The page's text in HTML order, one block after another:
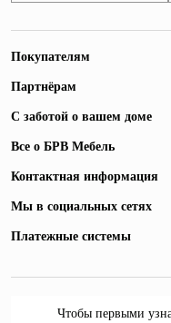
Покупателям
Партнёрам
С заботой о вашем доме
Все о БРВ Мебель
Контактная информация
Мы в социальных сетях
Платежные системы
Чтобы первыми